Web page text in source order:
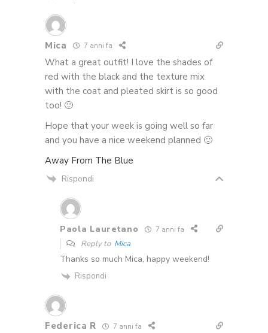
Mica 7 anni fa
What a great outfit! I love the shades of
red with the black and the texture mix
with the coat and pleated skirt is so good
too! 🙂
Hope that your week is going well so far
and you have a nice weekend planned 🙂
Away From The Blue
Rispondi
Paola Lauretano 7 anni fa
Reply to Mica
Thanks so much Mica, happy weekend!
Rispondi
Federica R 7 anni fa